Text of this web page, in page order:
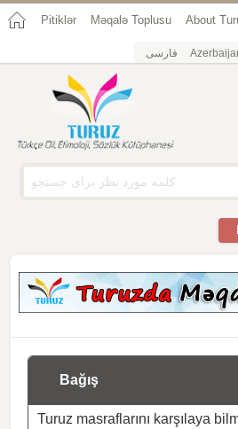
Pitiklər Məqalə Toplusu About
فارسی
Bağış
Turuz masraflarını karşılaya